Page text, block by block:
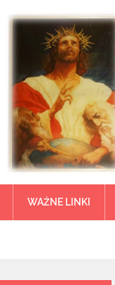
WAŻNE LINKI